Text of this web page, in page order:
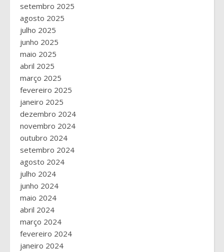
setembro 2025
agosto 2025
julho 2025
junho 2025
maio 2025
abril 2025
março 2025
fevereiro 2025
janeiro 2025
dezembro 2024
novembro 2024
outubro 2024
setembro 2024
agosto 2024
julho 2024
junho 2024
maio 2024
abril 2024
março 2024
fevereiro 2024
janeiro 2024